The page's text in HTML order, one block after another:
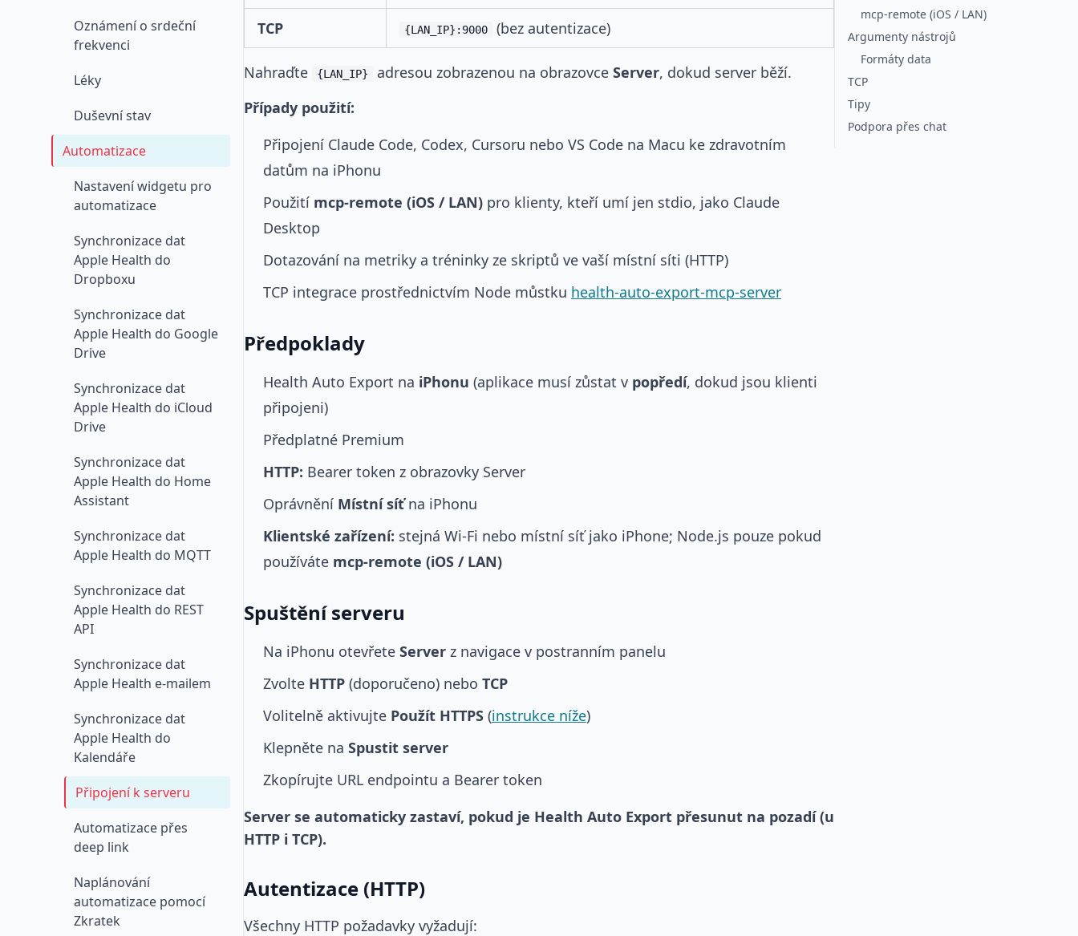
Oznámení o srdeční
frekvenci
Léky
Duševní stav
Automatizace
Nastavení widgetu pro
automatizace
Synchronizace dat
Apple Health do
Dropboxu
Synchronizace dat
Apple Health do Google
Drive
Synchronizace dat
Apple Health do iCloud
Drive
Synchronizace dat
Apple Health do Home
Assistant
Synchronizace dat
Apple Health do MQTT
Synchronizace dat
Apple Health do REST
API
Synchronizace dat
Apple Health e-mailem
Synchronizace dat
Apple Health do
Kalendáře
Připojení k serveru
Automatizace přes
deep link
Naplánování
automatizace pomocí
Zkratek
TCP {LAN_IP}:9000 (bez autentizace)
Nahraďte {LAN_IP} adresou zobrazenou na obrazovce Server, dokud server běží.
Případy použití:
Připojení Claude Code, Codex, Cursoru nebo VS Code na Macu ke zdravotním
datům na iPhonu
Použití mcp-remote (iOS / LAN) pro klienty, kteří umí jen stdio, jako Claude
Desktop
Dotazování na metriky a tréninky ze skriptů ve vaší místní síti (HTTP)
TCP integrace prostřednictvím Node můstku health-auto-export-mcp-server
Předpoklady
Health Auto Export na iPhonu (aplikace musí zůstat v popředí, dokud jsou klienti
připojeni)
Předplatné Premium
HTTP: Bearer token z obrazovky Server
Oprávnění Místní síťna iPhonu
Klientské zařízení: stejná Wi‑Fi nebo místní síť jako iPhone; Node.js pouze pokud
používáte mcp-remote (iOS / LAN)
Spuštění serveru
Na iPhonu otevřete Server z navigace v postranním panelu
Zvolte HTTP (doporučeno) nebo TCP
Volitelně aktivujte Použít HTTPS (instrukce níže)
Klepněte na Spustit server
Zkopírujte URL endpointu a Bearer token
Server se automaticky zastaví, pokud je Health Auto Export přesunut na pozadí (u
HTTP i TCP).
Autentizace (HTTP)
Všechny HTTP požadavky vyžadují:
mcp-remote (iOS / LAN)
Argumenty nástrojů
Formáty data
TCP
Tipy
Podpora přes chat